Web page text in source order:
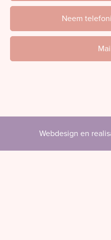
Neem
Webdesign en